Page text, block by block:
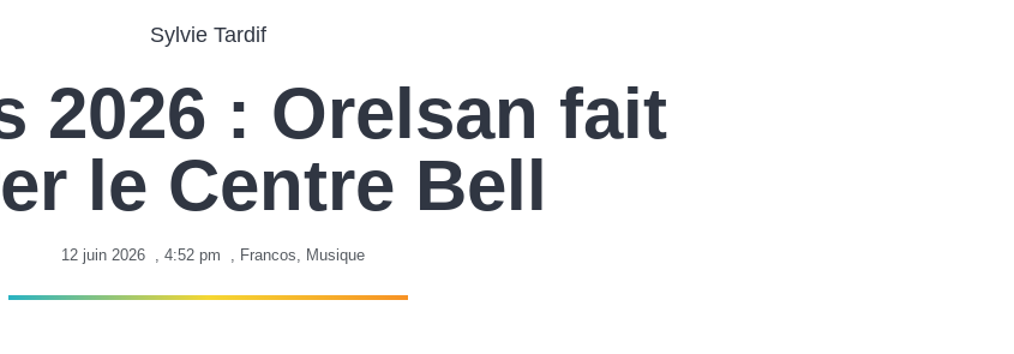
Sylvie Tardif
2026 : Orelsan fait
le Centre Bell
12 juin 2026 , 4:52 pm , Francos, Musique